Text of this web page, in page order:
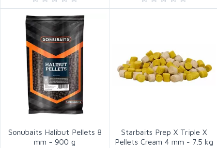
Sonubaits Halibut Pellets 8
mm - 900 g
Starbaits Prep X Triple X
Pellets Cream 4 mm - 7.5 kg